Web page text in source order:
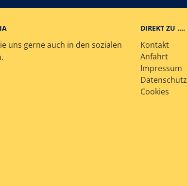
uns gerne auch in den sozialen
DIREKT ZU ….
Kontakt
Anfahrt
Impressum
Datenschutz
Cookies